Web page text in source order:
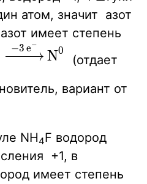
атом, значит азот
азот имеет степень
3}
−3 e−
NX
0
(отдает
вариант от
NH4F водород
+1, в
имеет степень